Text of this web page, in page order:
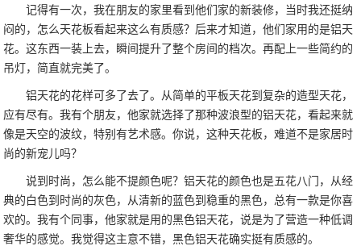
记得有一次，我在朋友的家里看到他们家的新装修，当时我还挺纳
闷的，怎么天花板看起来这么有质感？后来才知道，他们家用的是铝天
花。这东西一装上去，瞬间提升了整个房间的档次。再配上一些简约的
吊灯，简直就完美了。
铝天花的花样可多了去了。从简单的平板天花到复杂的造型天花，
应有尽有。我有个朋友，他家就选择了那种波浪型的铝天花，看起来就
像是天空的波纹，特别有艺术感。你说，这种天花板，难道不是家居时
尚的新宠儿吗？
说到时尚，怎么能不提颜色呢？铝天花的颜色也是五花八门，从经
典的白色到时尚的灰色，从清新的蓝色到稳重的黑色，总有一款是你喜
欢的。我有个同事，他家就是用的黑色铝天花，说是为了营造一种低调
奢华的感觉。我觉得这主意不错，黑色铝天花确实挺有质感的。